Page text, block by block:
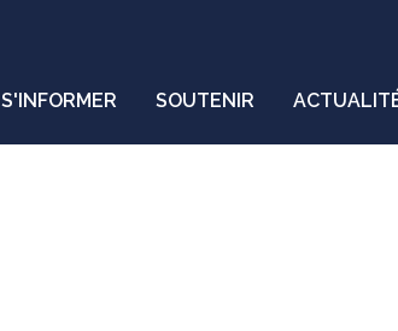
S'INFORMER SOUTENIR